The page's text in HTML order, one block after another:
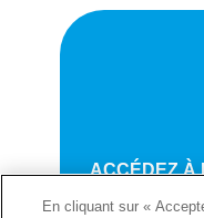
ACCÉDEZ À
En cliquant sur «